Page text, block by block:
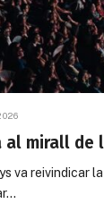
al mirall
va reivindicar